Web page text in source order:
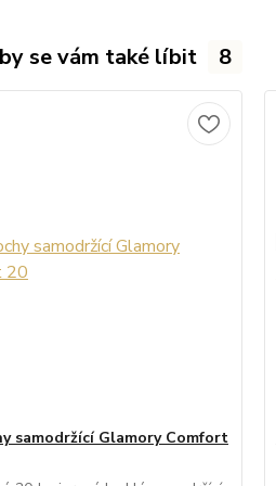
se vám také líbit 8
samodržící Glamory Comfort